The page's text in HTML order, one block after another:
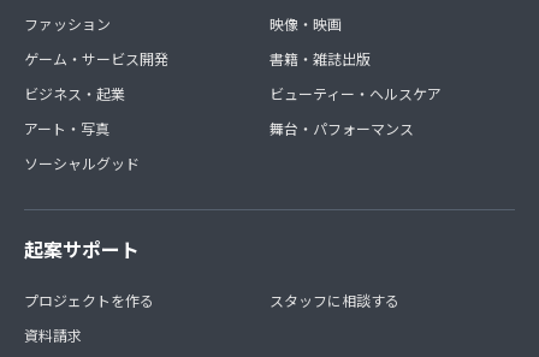
ファッション
ゲーム・サービス開発
ビジネス・起業
アート・写真
ソーシャルグッド
映像・映画
書籍・雑誌出版
ビューティー・ヘルスケア
舞台・パフォーマンス
起案サポート
プロジェクトを作る
資料請求
スタッフに相談する